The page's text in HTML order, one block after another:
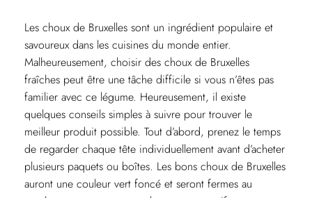
Les choux de Bruxelles sont un ingrédient populaire et
savoureux dans les cuisines du monde entier.
Malheureusement, choisir des choux de Bruxelles
fraîches peut être une tâche difficile si vous n’êtes pas
familier avec ce légume. Heureusement, il existe
quelques conseils simples à suivre pour trouver le
meilleur produit possible. Tout d’abord, prenez le temps
de regarder chaque tête individuellement avant d’acheter
plusieurs paquets ou boîtes. Les bons choux de Bruxelles
auront une couleur vert foncé et seront fermes au